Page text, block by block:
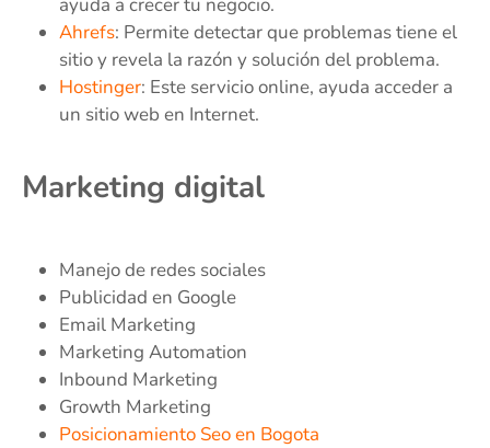
Ahrefs: Permite detectar que problemas tiene el
sitio y revela la razón y solución del problema.
Hostinger: Este servicio online, ayuda acceder a
un sitio web en Internet.
Marketing digital
Manejo de redes sociales
Publicidad en Google
Email Marketing
Marketing Automation
Inbound Marketing
Growth Marketing
Posicionamiento Seo en Bogota